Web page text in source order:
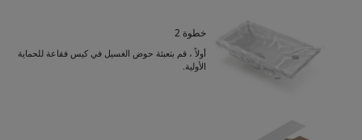
خطوة 2
أولاً ، قم بتعبئة حوض الغسيل في كيس فقاعة للحماية
الأولية.